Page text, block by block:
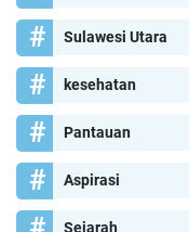
Sulawesi Utara
kesehatan
Pantauan
Aspirasi
Sejarah